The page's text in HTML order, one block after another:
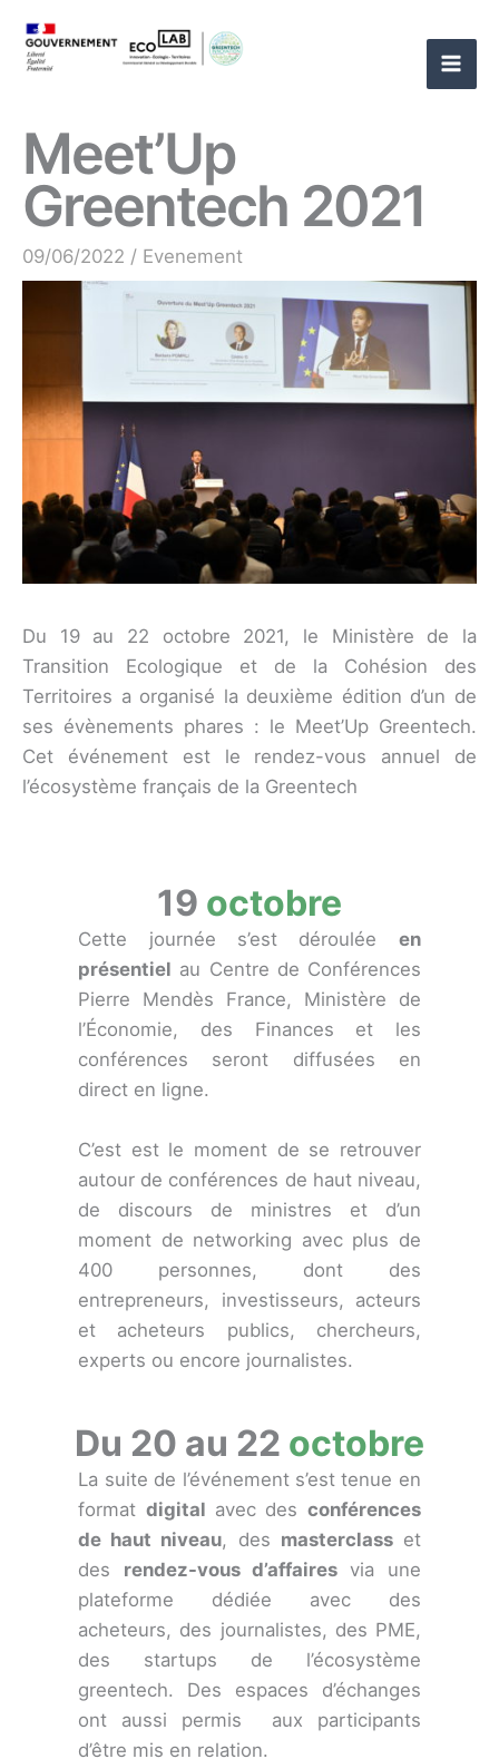
contenu
Meet’Up
Greentech 2021
09/06/2022 / Evenement
Du 19 au 22 octobre 2021, le Ministère de la
Transition Ecologique et de la Cohésion des
Territoires a organisé la deuxième édition d’un de
ses évènements phares : le Meet’Up Greentech.
Cet événement est le rendez-vous annuel de
l’écosystème français de la Greentech
19 octobre
Cette journée s’est déroulée en
présentiel au Centre de Conférences
Pierre Mendès France, Ministère de
l’Économie, des Finances et les
conférences seront diffusées en
direct en ligne.
C’est est le moment de se retrouver
autour de conférences de haut niveau,
de discours de ministres et d’un
moment de networking avec plus de
400 personnes, dont des
entrepreneurs, investisseurs, acteurs
et acheteurs publics, chercheurs,
experts ou encore journalistes.
Du 20 au 22 octobre
La suite de l’événement s’est tenue en
format digital avec des conférences
de haut niveau, des masterclasset
des rendez-vous d’affaires via une
plateforme dédiée avec des
acheteurs, des journalistes, des PME,
des startups de l’écosystème
greentech. Des espaces d’échanges
ont aussi permis aux participants
d’être mis en relation.